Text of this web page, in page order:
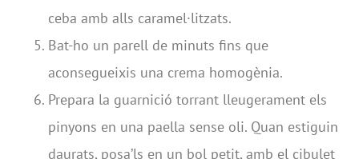
ceba amb alls caramel·litzats.
Bat-ho un parell de minuts fins que
aconsegueixis una crema homogènia.
Prepara la guarnició torrant lleugerament els
pinyons en una paella sense oli. Quan estiguin
daurats, posa’ls en un bol petit, amb el cibulet